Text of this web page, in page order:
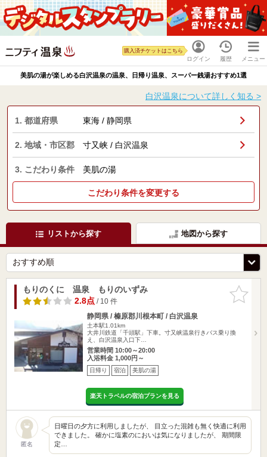
ログイン
購入済チケットはこちら
履歴 メニュー
美肌の湯が楽しめる白沢温泉の温泉、日帰り温泉、スーパー銭湯おすすめ1選
白沢温泉について詳しく知る >
1. 都道府県 東海 / 静岡県
2. 地域・市区郡 寸又峡 / 白沢温泉
3. こだわり条件 美肌の湯
こだわり条件を変更する
リストから探す 地図から探す
お気に入
りに追加
もりのくに 温泉 もりのいずみ
2.8点/ 10 件
静岡県 / 榛原郡川根本町 / 白沢温泉
土本駅1.01km
大井川鉄道「千頭駅」下車。寸又峡温泉行きバス乗り換
え、白沢温泉入口下…
営業時間 10:00～20:00
入浴料金 1,000円～
日帰り 宿泊 美肌の湯
楽天トラベルの宿泊プランを見る
匿名
日曜日の夕方に利用しましたが、 目立った混雑も無く快適に利用
できました。 確かに塩素のにおいは気になりましたが、 期間限
定…